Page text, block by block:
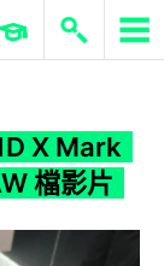
ERP 與商業 AI
X Mark
檔影片